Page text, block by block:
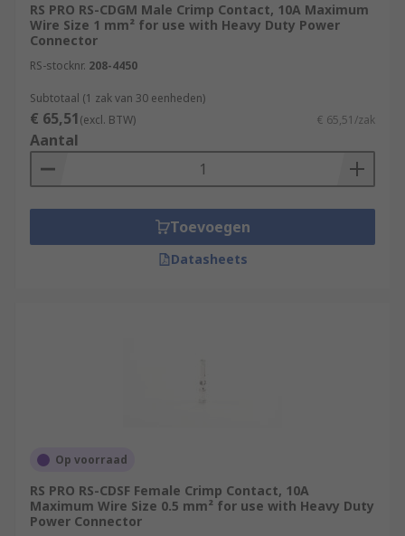
RS PRO RS-CDGM Male Crimp Contact, 10A Maximum
Wire Size 1 mm² for use with Heavy Duty Power
Connector
RS-stocknr. 208-4450
Subtotaal (1 zak van 30 eenheden)
€ 65,51(excl. BTW) € 65,51/zak
Aantal
Toevoegen
Datasheets
Op voorraad
RS PRO RS-CDSF Female Crimp Contact, 10A
Maximum Wire Size 0.5 mm² for use with Heavy Duty
Power Connector